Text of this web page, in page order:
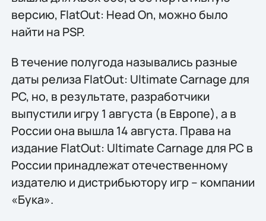
версию, FlatOut: Head On, можно было
найти на PSP.
В течение полугода назывались разные
даты релиза FlatOut: Ultimate Carnage для
PC, но, в результате, разработчики
выпустили игру 1 августа (в Европе), а в
России она вышла 14 августа. Права на
издание FlatOut: Ultimate Carnage для PC в
России принадлежат отечественному
издателю и дистрибьютору игр – компании
«Бука».